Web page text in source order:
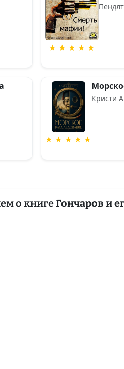
★ ★ ★ ★ ★
★ ★ ★ ★ ★
Кристи
о книгеГончаров и